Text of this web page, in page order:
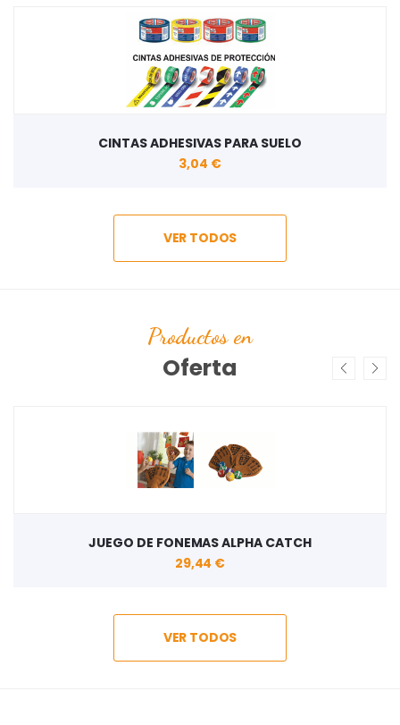
CINTAS ADHESIVAS PARA SUELO
3,04 €
VER TODOS
Productos en
Oferta
JUEGO DE FONEMAS ALPHA CATCH
29,44 €
VER TODOS